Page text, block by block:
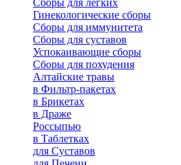
Сборы для легких
Гинекологические сборы
Сборы для иммунитета
Сборы для суставов
Успокаивающие сборы
Сборы для похудения
Алтайские травы
в Фильтр-пакетах
в Брикетах
в Драже
Россыпью
в Таблетках
для Cуставов